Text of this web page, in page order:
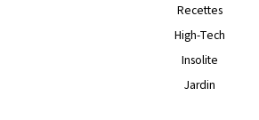
Recettes
High-Tech
Insolite
Jardin